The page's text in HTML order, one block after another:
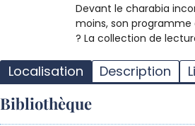
Devant le charabia
moins, son
? La collection de
Localisation Description
Bibliothèque